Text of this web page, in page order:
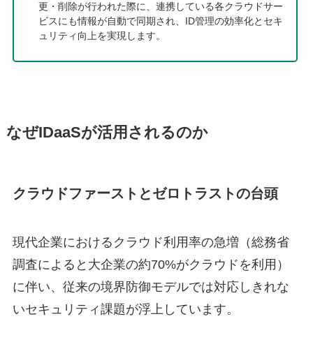
更・削除が行われた際に、連携している各クラウドサー
ビスにも情報が自動で同期され、ID管理の効率化とセキ
ュリティ向上を実現します。
なぜIDaaSが活用されるのか
クラウドファーストとゼロトラストの台頭
現代企業におけるクラウド利用率の急増（総務省
調査によると大企業の約70%がクラウドを利用）
に伴い、従来の境界防御モデルでは対応しきれな
いセキュリティ課題が浮上しています。